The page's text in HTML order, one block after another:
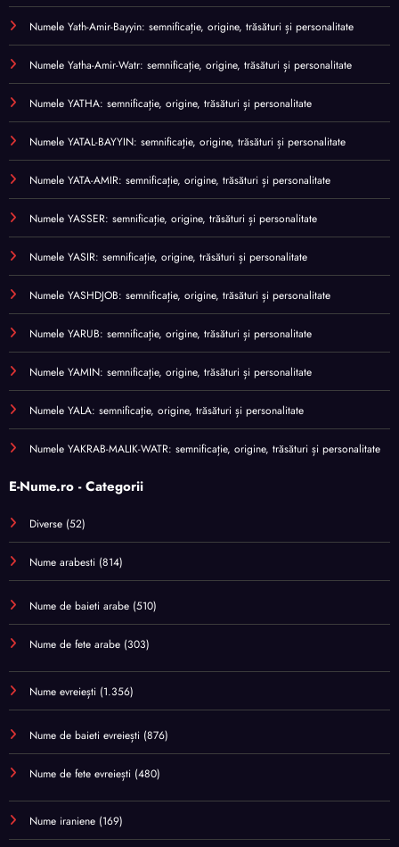
Numele Yath-Amir-Bayyin: semnificație, origine, trăsături și personalitate
Numele Yatha-Amir-Watr: semnificație, origine, trăsături și personalitate
Numele YATHA: semnificație, origine, trăsături și personalitate
Numele YATAL-BAYYIN: semnificație, origine, trăsături și personalitate
Numele YATA-AMIR: semnificație, origine, trăsături și personalitate
Numele YASSER: semnificație, origine, trăsături și personalitate
Numele YASIR: semnificație, origine, trăsături și personalitate
Numele YASHDJOB: semnificație, origine, trăsături și personalitate
Numele YARUB: semnificație, origine, trăsături și personalitate
Numele YAMIN: semnificație, origine, trăsături și personalitate
Numele YALA: semnificație, origine, trăsături și personalitate
Numele YAKRAB-MALIK-WATR: semnificație, origine, trăsături și personalitate
E-Nume.ro - Categorii
Diverse (52)
Nume arabesti (814)
Nume de baieti arabe (510)
Nume de fete arabe (303)
Nume evreiești (1.356)
Nume de baieti evreiești (876)
Nume de fete evreiești (480)
Nume iraniene (169)